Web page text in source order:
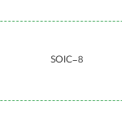
8-SOIC